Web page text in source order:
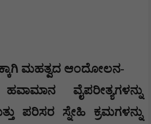
ಮಹತ್ವದ ಆಂದೋಲನ-
ವೈಪರೀತ್ಯಗಳನ್ನು
ಪರಿಸರ ಸ್ನೇಹಿ ಕ್ರಮಗಳನ್ನು